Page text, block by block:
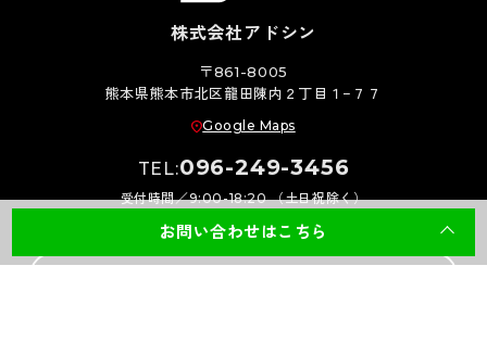
株式会社アドシン
〒861-8005
熊本県熊本市北区龍田陳内２丁目１−７７
Google Maps
TEL:096-249-3456
受付時間／9:00-18:20 （土日祝除く）
お問い合わせはこちら